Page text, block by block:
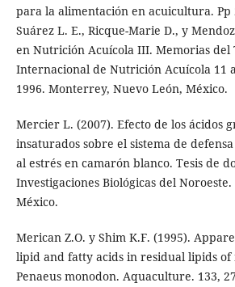
para la alimentación en acuicultura. Pp
Suárez L. E., Ricque-Marie D., y
en Nutrición Acuícola III. Memorias del
Internacional de Nutrición Acuícola 11
1996. Monterrey, Nuevo León, México.
Mercier L. (2007). Efecto de los ácidos
insaturados sobre el sistema de
al estrés en camarón blanco. Tesis de
Investigaciones Biológicas del
México.
Merican Z.O. y Shim K.F. (1995).
lipid and fatty acids in residual lipids of
Penaeus monodon. Aquaculture. 133,